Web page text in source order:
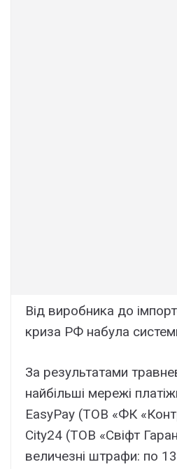
Від виробника до
криза РФ набула
За результатами
найбільші мережі
EasyPay (ТОВ «ФК
City24 (ТОВ «Свіфт
величезні штрафи: по